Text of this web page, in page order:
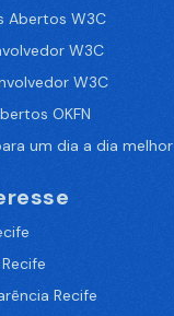
Abertos W3C
W3C
W3C
OKFN
um dia a dia melhor
Recife